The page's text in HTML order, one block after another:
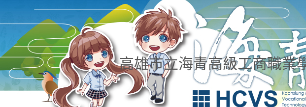
高雄市立海青高級工商職業